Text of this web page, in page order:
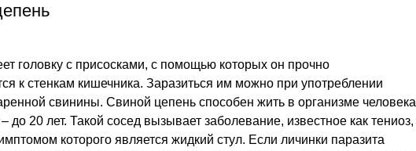
головку с присосками, с помощью которых он прочно
к стенкам кишечника. Заразиться им можно при употреблении
свинины. Свиной цепень способен жить в организме человека
до 20 лет. Такой сосед вызывает заболевание, известное как тениоз,
которого является жидкий стул. Если личинки паразита